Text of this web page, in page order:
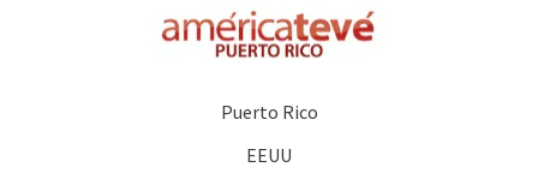
Puerto Rico
EEUU